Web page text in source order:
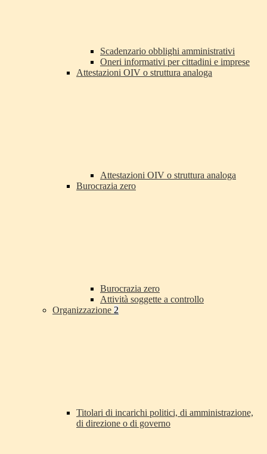
Scadenzario obblighi amministrativi
Oneri informativi per cittadini e imprese
Attestazioni OIV o struttura analoga
Attestazioni OIV o struttura analoga
Burocrazia zero
Burocrazia zero
Attività soggette a controllo
Organizzazione 2
Titolari di incarichi politici, di amministrazione,
di direzione o di governo